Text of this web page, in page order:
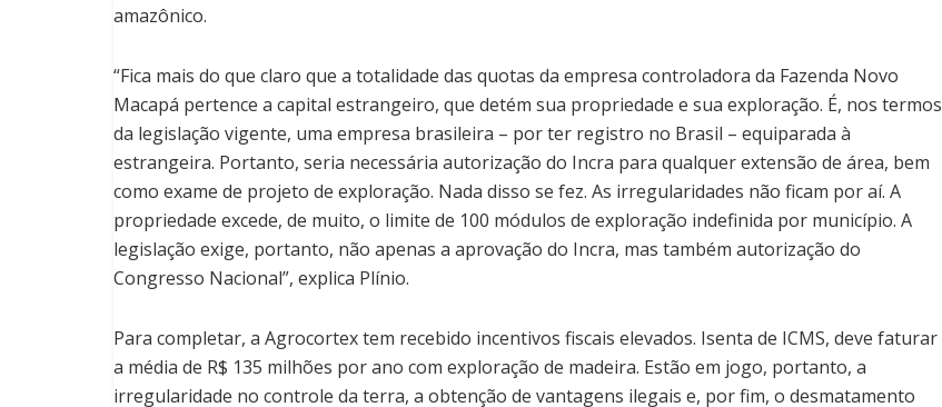
amazônico.
“Fica mais do que claro que a totalidade das quotas da empresa controladora da Fazenda Novo
Macapá pertence a capital estrangeiro, que detém sua propriedade e sua exploração. É, nos termos
da legislação vigente, uma empresa brasileira – por ter registro no Brasil – equiparada à
estrangeira. Portanto, seria necessária autorização do Incra para qualquer extensão de área, bem
como exame de projeto de exploração. Nada disso se fez. As irregularidades não ficam por aí. A
propriedade excede, de muito, o limite de 100 módulos de exploração indefinida por município. A
legislação exige, portanto, não apenas a aprovação do Incra, mas também autorização do
Congresso Nacional”, explica Plínio.
Para completar, a Agrocortex tem recebido incentivos fiscais elevados. Isenta de ICMS, deve faturar
a média de R$ 135 milhões por ano com exploração de madeira. Estão em jogo, portanto, a
irregularidade no controle da terra, a obtenção de vantagens ilegais e, por fim, o desmatamento